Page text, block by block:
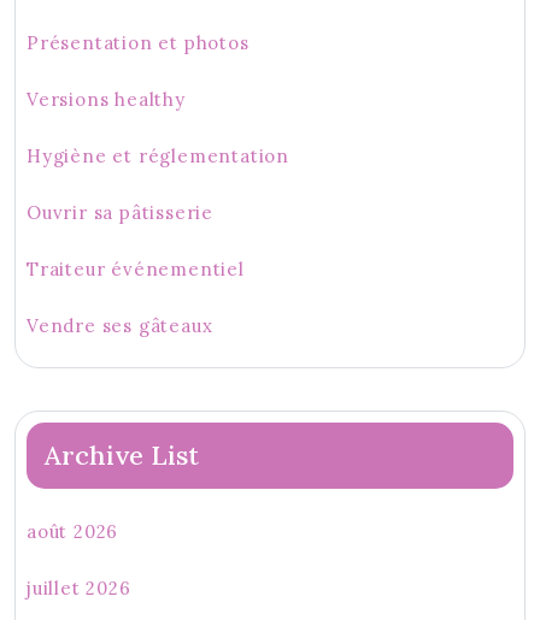
Présentation et photos
Versions healthy
Hygiène et réglementation
Ouvrir sa pâtisserie
Traiteur événementiel
Vendre ses gâteaux
Archive List
août 2026
juillet 2026